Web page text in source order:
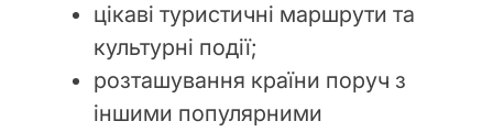
цікаві туристичні маршрути та
культурні події;
розташування країни поруч з
іншими популярними